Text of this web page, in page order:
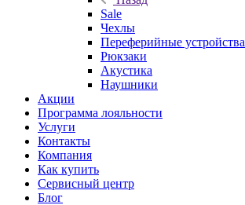
Sale
Чехлы
Переферийные устройства
Рюкзаки
Акустика
Наушники
Акции
Программа лояльности
Услуги
Контакты
Компания
Как купить
Сервисный центр
Блог